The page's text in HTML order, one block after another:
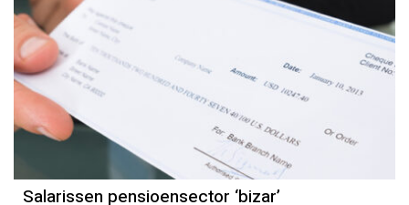
Salarissen pensioensector ‘bizar’